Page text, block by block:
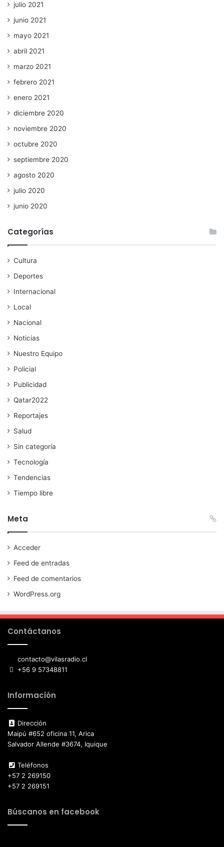
julio 2021
junio 2021
mayo 2021
abril 2021
marzo 2021
febrero 2021
enero 2021
diciembre 2020
noviembre 2020
octubre 2020
septiembre 2020
agosto 2020
julio 2020
junio 2020
Categorías
Cultura
Deportes
Internacional
Local
Nacional
Noticias
Nuestro Equipo
Policial
Publicidad
Qatar2022
Reportajes
Salud
Sin categoría
Tecnología
Tendencias
Tiempo libre
Meta
Acceder
Feed de entradas
Feed de comentarios
WordPress.org
Contáctanos
contacto@vilasradio.cl
+56 9 57348811
Información
Dirección
Maipú #652 oficina 11, Arica
Salvador Allende #3674, Iquique
Teléfonos
+57 2 269150
+57 2 269151
Búscanos en facebook